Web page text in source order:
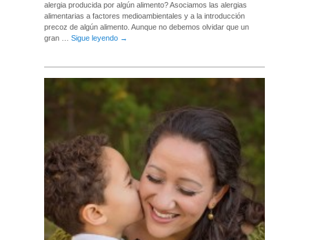
alergia producida por algún alimento? Asociamos las alergias
alimentarias a factores medioambientales y a la introducción
precoz de algún alimento. Aunque no debemos olvidar que un
gran … Sigue leyendo →